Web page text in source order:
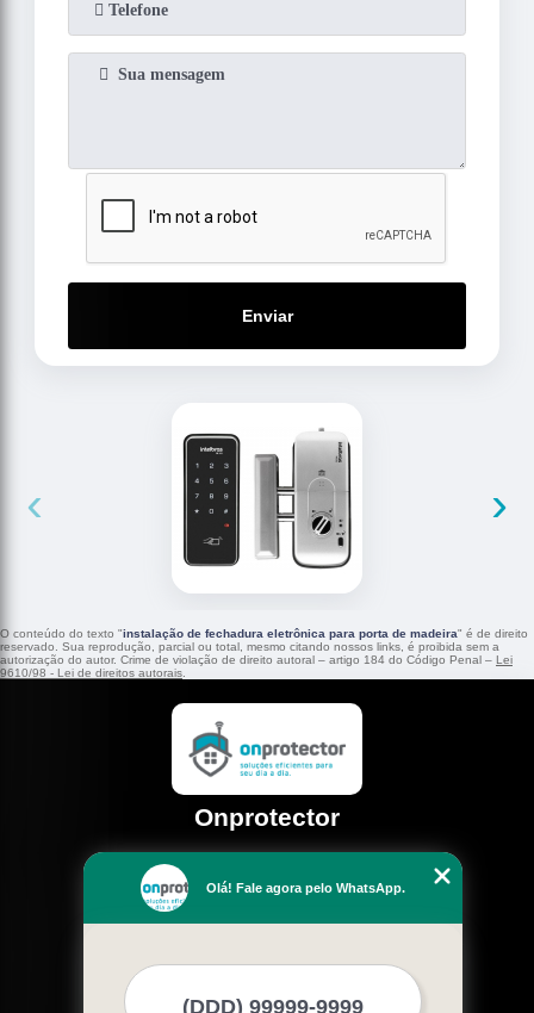
Enviar
‹ ›
O conteúdo do texto "instalação de fechadura eletrônica para porta de madeira" é de direito
reservado. Sua reprodução, parcial ou total, mesmo citando nossos links, é proibida sem a
autorização do autor. Crime de violação de direito autoral – artigo 184 do Código Penal – Lei
9610/98 - Lei de direitos autorais
Onprotector
Rua 313 , 48 Fortaleza - CEP: 60530-620
Empresa
Olá! Fale agora pelo WhatsApp.